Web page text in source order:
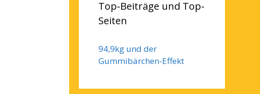
Top-Beiträge und Top-
Seiten
94,9kg und der
Gummibärchen-Effekt